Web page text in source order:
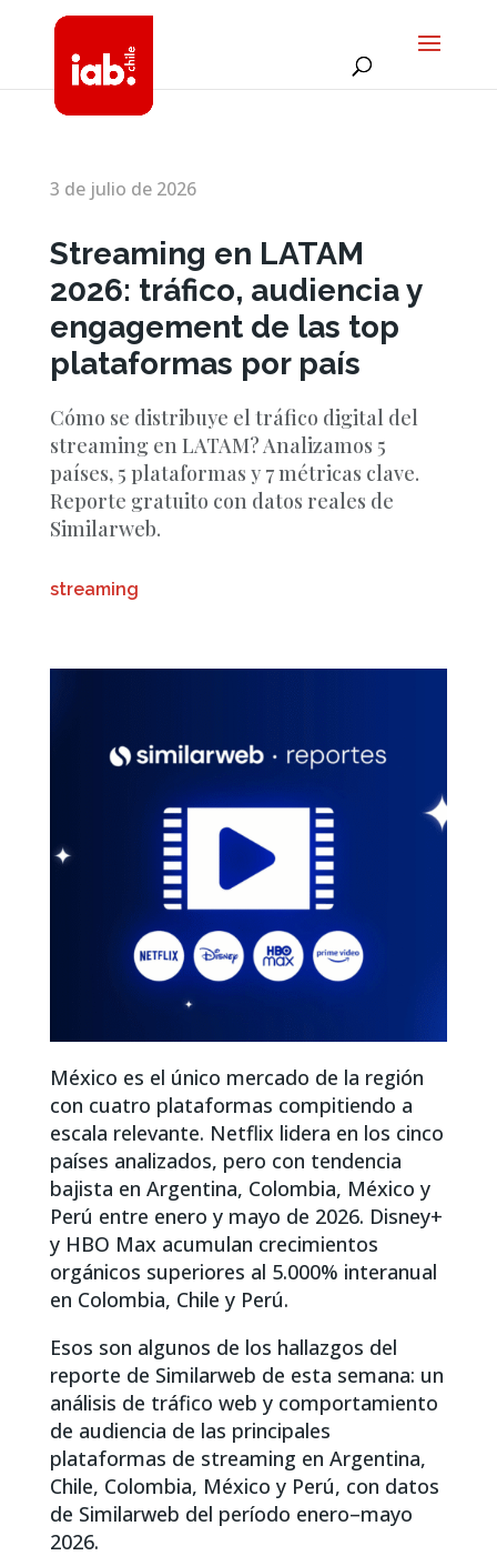
3 de julio de 2026
Streaming en LATAM
2026: tráfico, audiencia y
engagement de las top
plataformas por país
Cómo se distribuye el tráfico digital del
streaming en LATAM? Analizamos 5
países, 5 plataformas y 7 métricas clave.
Reporte gratuito con datos reales de
Similarweb.
streaming
México es el único mercado de la región
con cuatro plataformas compitiendo a
escala relevante. Netflix lidera en los cinco
países analizados, pero con tendencia
bajista en Argentina, Colombia, México y
Perú entre enero y mayo de 2026. Disney+
y HBO Max acumulan crecimientos
orgánicos superiores al 5.000% interanual
en Colombia, Chile y Perú.
Esos son algunos de los hallazgos del
reporte de Similarweb de esta semana: un
análisis de tráfico web y comportamiento
de audiencia de las principales
plataformas de streaming en Argentina,
Chile, Colombia, México y Perú, con datos
de Similarweb del período enero–mayo
2026.